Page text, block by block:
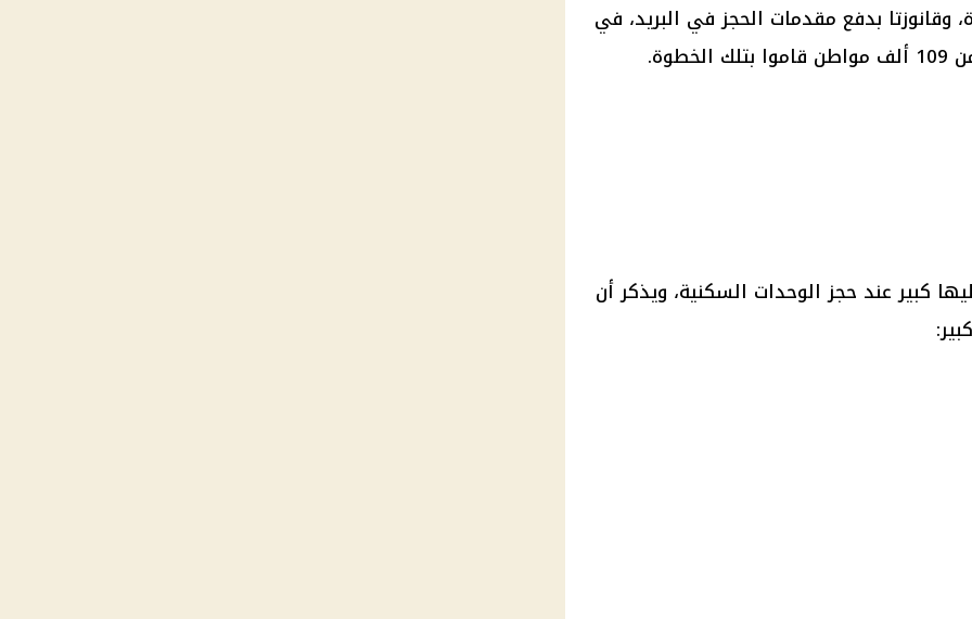
وقانوزتا بدفع مقدمات الحجز في البريد، في
كبير عند حجز الوحدات السكنية، ويذكر أن